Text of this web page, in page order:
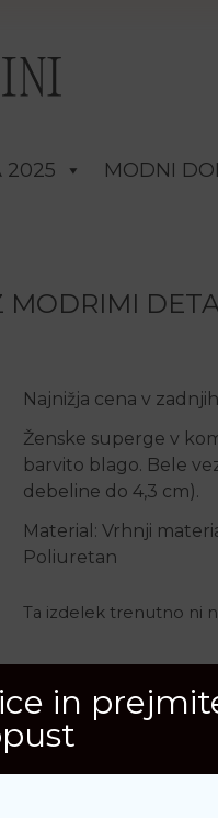
2025 MODNI
MODRIMI
Najnižja cena v
Ženske superge v
barvito blago. Bele
debeline do 4,3 cm).
Material: Vrhnji
Poliuretan
Ta izdelek trenutno ni
Šifra:
Kategorije: Obutev ,
in